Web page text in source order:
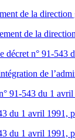
de la
de la
n° 91-
de
91-543 du 1
du 1 avril 1991,
du 1 avril 1991,